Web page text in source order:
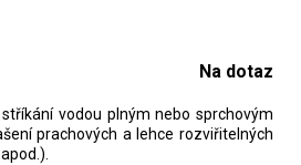
Na dotaz
vodou plným nebo sprchovým
prachových a lehce rozviřitelných